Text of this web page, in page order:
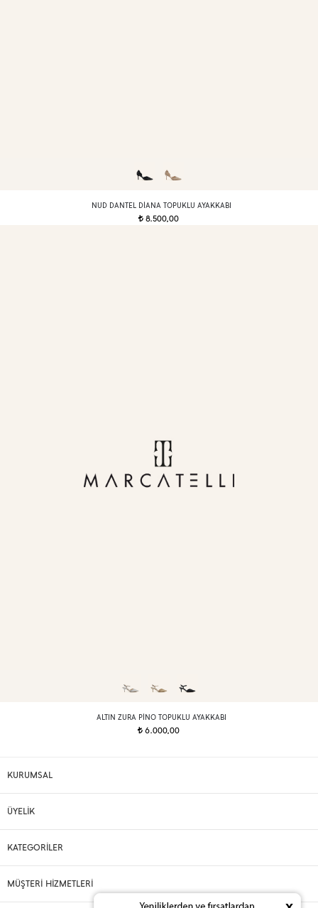
NUD DANTEL DIANA TOPUKLU AYAKKABI
t8.500,00
ALTIN ZURA PINO TOPUKLU AYAKKABI
t6.000,00
KURUMSAL
ÜYELİK
KATEGORİLER
MÜŞTERİ HİZMETLERİ